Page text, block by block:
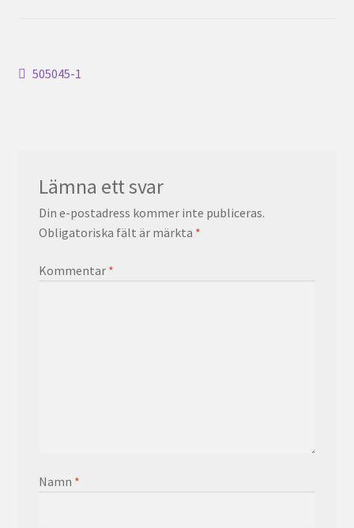
Inläggsnavigering
Föregående
505045-1
Lämna ett svar
Din e-postadress kommer inte publiceras.
Obligatoriska fält är märkta *
Kommentar *
Namn *